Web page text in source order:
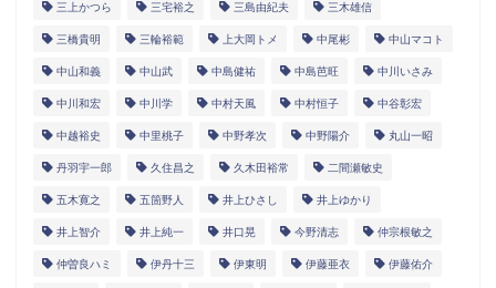
三上かつら 三宅裕之 三島由紀夫 三木雄信
三橋貴明 三輪裕範 上大岡トメ 中尾彬 中山マコト
中山和義 中山武 中島健祐 中島芭旺 中川いさみ
中川和宏 中川学 中村天風 中村恒子 中谷彰宏
中越裕史 中里桃子 中野孝次 中野陽介 丸山一昭
丹羽宇一郎 久住昌之 久木田裕常 二間瀬敏史
五木寛之 五箇野人 井上ひさし 井上ゆかり
井上智介 井上純一 井口晃 今野清志 仲宗根敏之
仲曽良ハミ 伊丹十三 伊東明 伊藤亜衣 伊藤佑介